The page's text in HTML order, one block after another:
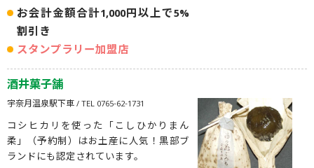
お会計金額合計1,000円以上で5%
割引き
スタンプラリー加盟店
酒井菓子舗
宇奈月温泉駅下車 / TEL 0765-62-1731
コシヒカリを使った「こしひかりまん
柔」（予約制）はお土産に人気！黒部ブ
ランドにも認定されています。